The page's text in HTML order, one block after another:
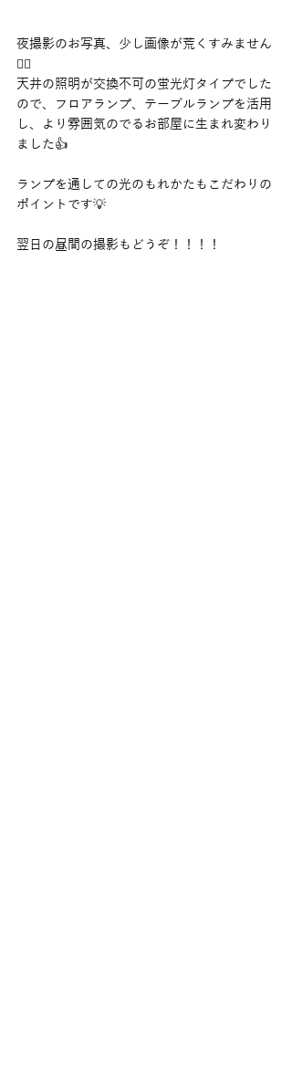
夜撮影のお写真、少し画像が荒くすみません
🙇‍♂️
天井の照明が交換不可の蛍光灯タイプでした
ので、フロアランプ、テーブルランプを活用
し、より雰囲気のでるお部屋に生まれ変わり
ました👍
ランプを通しての光のもれかたもこだわりの
ポイントです💡
翌日の昼間の撮影もどうぞ！！！！